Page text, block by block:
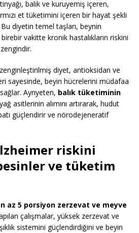
balık ve kuruyemiş içeren,
et tüketimini içeren bir hayat şekli
diyetin temel taşları, beynin
vakitte kronik hastalıkların riskini
diyet, antioksidan ve
sayesinde, beyin hücrelerini müdafaa
Ayrıyeten, balık tüketiminin
asitlerinin alımını artırarak, hudut
güçlendirir ve nörodejeneratif
riskini
ve tüketim
az 5 porsiyon zerzevat ve meyve
çalışmalar, yüksek zerzevat ve
sistemini güçlendirdiğini ve beyin